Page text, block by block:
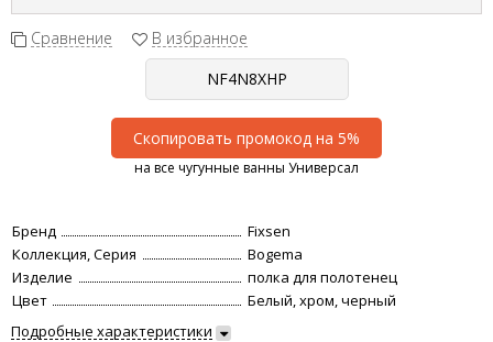
Сравнение В избранное
Скопировать промокод на 5%
на все чугунные ванны Универсал
Бренд
Fixsen
Коллекция, Серия
Bogema
Изделие
полка для полотенец
Цвет
Белый, хром, черный
Подробные характеристики